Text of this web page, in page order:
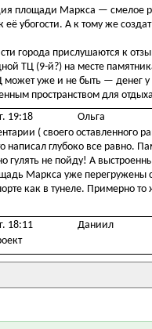
площади Маркса — смелое
убогости. А к тому же
города прислушаются к
ТЦ (9-й?) на месте
уже и не быть — денег у
пространством для
19:18
Ольга
( своего оставленного
написал глубоко все равно.
гулять не пойду! А
Маркса уже перегружены
как в тунеле. Примерно
18:11
Даниил